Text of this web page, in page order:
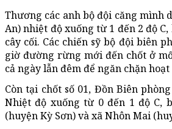
Thương các anh bộ đội căng mình
An) nhiệt độ xuống từ 1 đến 2 độ
cây cối. Các chiến sỹ bộ đội biên
giờ đường rừng mới đến chốt ở
cả ngày lẫn đêm để ngăn chặn
Còn tại chốt số 01, Đồn Biên
Nhiệt độ xuống từ 0 đến 1 độ C,
(huyện Kỳ Sơn) và xã Nhôn Mai